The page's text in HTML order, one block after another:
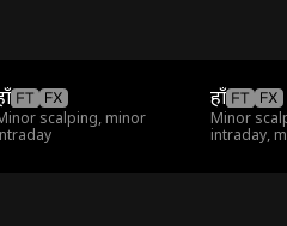
scalping, minor
हाँ
Minor
intraday,